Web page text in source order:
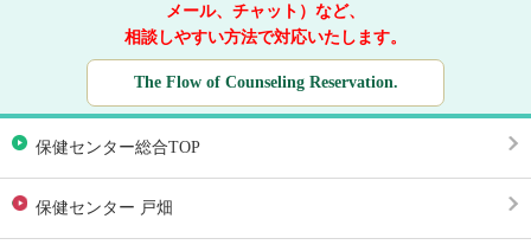
メール、チャット）など、
相談しやすい方法で対応いたします。
The Flow of Counseling Reservation.
保健センター総合TOP
保健センター 戸畑